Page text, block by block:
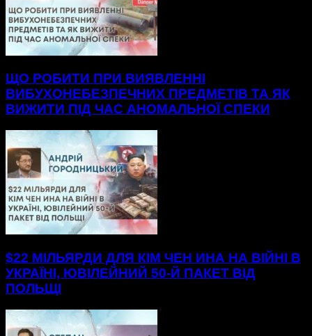
ЩО РОБИТИ ПРИ ВИЯВЛЕННІ
ВИБУХОНЕБЕЗПЕЧНИХ ПРЕДМЕТІВ ТА ЯК
ВИЖИТИ ПІД ЧАС АНОМАЛЬНОЇ СПЕКИ
$22 МІЛЬЯРДИ ДЛЯ КІМ ЧЕН ИНА НА ВІЙНІ В
УКРАЇНІ, ЮВІЛЕЙНИЙ 50-Й ПАКЕТ ВІД
ПОЛЬЩІ